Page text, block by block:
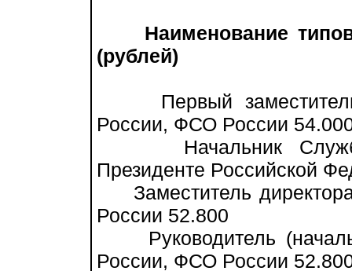
Наименование
(рублей)
Первый
России, ФСО России
Начальник Службы
Президенте Российской
Заместитель
России 52.800
Руководитель
России, ФСО России